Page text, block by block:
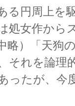
る円周上を
処女作から
略）「天狗
それを論理
ったが、今